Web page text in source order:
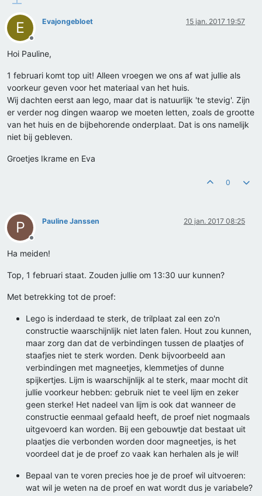
E
Offline
Evajongebloet 15 jan. 2017 19:57
Hoi Pauline,
1 februari komt top uit! Alleen vroegen we ons af wat jullie als
voorkeur geven voor het materiaal van het huis.
Wij dachten eerst aan lego, maar dat is natuurlijk 'te stevig'. Zijn
er verder nog dingen waarop we moeten letten, zoals de grootte
van het huis en de bijbehorende onderplaat. Dat is ons namelijk
niet bij gebleven.
Groetjes Ikrame en Eva
0
P
Offline
Pauline Janssen 20 jan. 2017 08:25
Ha meiden!
Top, 1 februari staat. Zouden jullie om 13:30 uur kunnen?
Met betrekking tot de proef:
Lego is inderdaad te sterk, de trilplaat zal een zo'n
constructie waarschijnlijk niet laten falen. Hout zou kunnen,
maar zorg dan dat de verbindingen tussen de plaatjes of
staafjes niet te sterk worden. Denk bijvoorbeeld aan
verbindingen met magneetjes, klemmetjes of dunne
spijkertjes. Lijm is waarschijnlijk al te sterk, maar mocht dit
jullie voorkeur hebben: gebruik niet te veel lijm en zeker
geen sterke! Het nadeel van lijm is ook dat wanneer de
constructie eenmaal gefaald heeft, de proef niet nogmaals
uitgevoerd kan worden. Bij een gebouwtje dat bestaat uit
plaatjes die verbonden worden door magneetjes, is het
voordeel dat je de proef zo vaak kan herhalen als je wil!
Bepaal van te voren precies hoe je de proef wil uitvoeren:
wat wil je weten na de proef en wat wordt dus je variabele?